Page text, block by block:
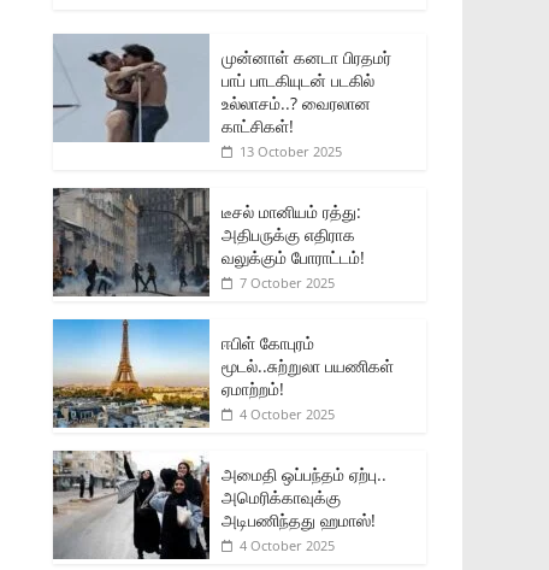
முன்னாள் கனடா பிரதமர்
பாப் பாடகியுடன் படகில்
உல்லாசம்..? வைரலான
காட்சிகள்!
13 October 2025
டீசல் மானியம் ரத்து:
அதிபருக்கு எதிராக
வலுக்கும் போராட்டம்!
7 October 2025
ஈபிள் கோபுரம்
மூடல்..சுற்றுலா பயணிகள்
ஏமாற்றம்!
4 October 2025
அமைதி ஒப்பந்தம் ஏற்பு..
அமெரிக்காவுக்கு
அடிபணிந்தது ஹமாஸ்!
4 October 2025